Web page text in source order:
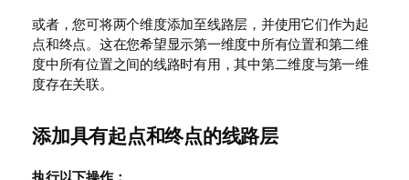
或者，您可将两个维度添加至线路层，并使用它们作为起
点和终点。这在您希望显示第一维度中所有位置和第二维
度中所有位置之间的线路时有用，其中第二维度与第一维
度存在关联。
添加具有起点和终点的线路层